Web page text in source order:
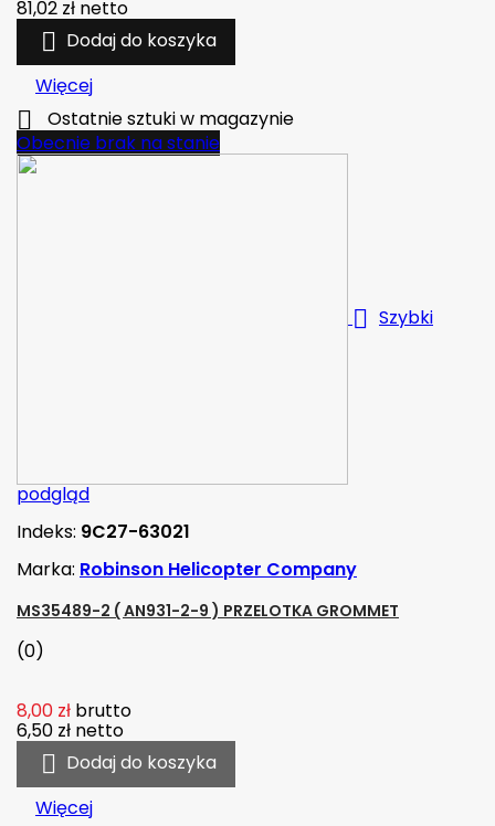
81,02 zł netto
 Dodaj do koszyka
Więcej

Ostatnie sztuki w magazynie
Obecnie brak na stanie
 Szybki
podgląd
Indeks: 9C27-63021
Marka: Robinson Helicopter Company
MS35489-2 ( AN931-2-9 ) PRZELOTKA GROMMET
(0)
8,00 zł brutto
6,50 zł netto
 Dodaj do koszyka
Więcej